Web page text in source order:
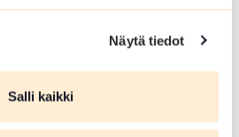
Näytä tiedot
Salli kaikki